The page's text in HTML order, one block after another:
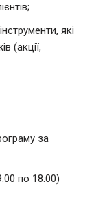
які
(акції,
за
по 18:00)